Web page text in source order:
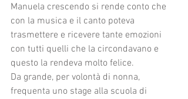
Manuela crescendo si rende conto che
con la musica e il canto poteva
trasmettere e ricevere tante emozioni
con tutti quelli che la circondavano e
questo la rendeva molto felice.
Da grande, per volontà di nonna,
frequenta uno stage alla scuola di